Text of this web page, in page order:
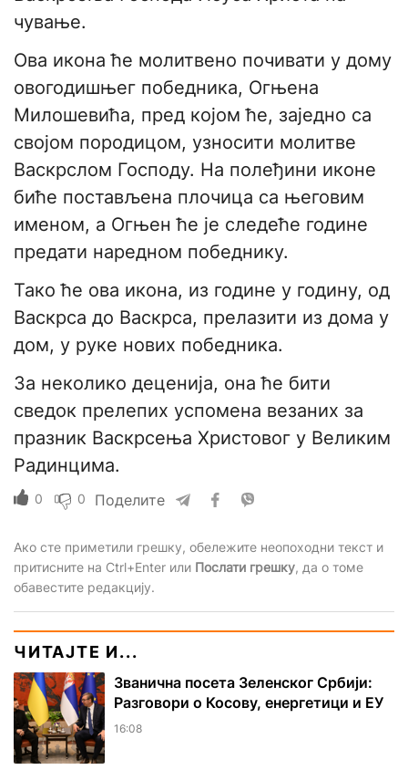
чување.
Ова икона ће молитвено почивати у дому
овогодишњег победника, Огњена
Милошевића, пред којом ће, заједно са
својом породицом, узносити молитве
Васкрслом Господу. На полеђини иконе
биће постављена плочица са његовим
именом, а Огњен ће је следеће године
предати наредном победнику.
Тако ће ова икона, из године у годину, од
Васкрса до Васкрса, прелазити из дома у
дом, у руке нових победника.
За неколико деценија, она ће бити
сведок прелепих успомена везаних за
празник Васкрсења Христовог у Великим
Радинцима.
0 0 Поделите
Ако сте приметили грешку, обележите неопоходни текст и
притисните на Ctrl+Enter или Послати грешку, да о томе
обавестите редакцију.
ЧИТАЈТЕ И...
Званична посета Зеленског Србији:
Разговори о Косову, енергетици и ЕУ
16:08